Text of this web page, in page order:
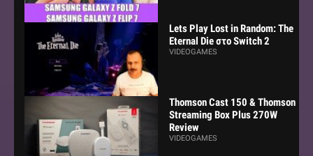
Lets Play Lost in Random: The
Eternal Die στο Switch 2
VIDEOGAMES
Thomson Cast 150 & Thomson
Streaming Box Plus 270W
Review
VIDEOGAMES